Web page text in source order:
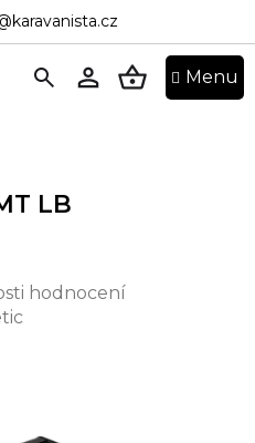
LB
hodnocení